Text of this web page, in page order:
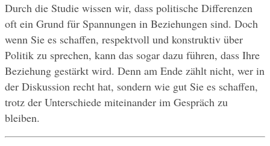
Durch die Studie wissen wir, dass politische Differenzen
oft ein Grund für Spannungen in Beziehungen sind. Doch
wenn Sie es schaffen, respektvoll und konstruktiv über
Politik zu sprechen, kann das sogar dazu führen, dass Ihre
Beziehung gestärkt wird. Denn am Ende zählt nicht, wer in
der Diskussion recht hat, sondern wie gut Sie es schaffen,
trotz der Unterschiede miteinander im Gespräch zu
bleiben.